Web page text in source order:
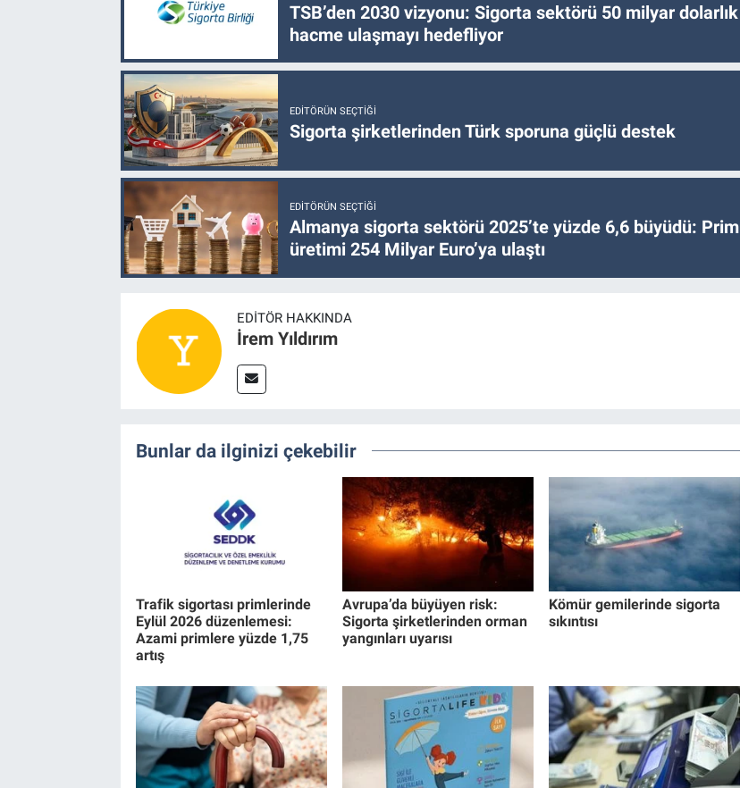
TSB’den 2030 vizyonu: Sigorta sektörü 50 milyar dolarlık
hacme ulaşmayı hedefliyor
EDITÖRÜN SEÇTIĞI
Sigorta şirketlerinden Türk sporuna güçlü destek
EDITÖRÜN SEÇTIĞI
Almanya sigorta sektörü 2025’te yüzde 6,6 büyüdü: Prim
üretimi 254 Milyar Euro’ya ulaştı
EDITÖR HAKKINDA
İrem Yıldırım
Bunlar da ilginizi çekebilir
Trafik sigortası primlerinde
Eylül 2026 düzenlemesi:
Azami primlere yüzde 1,75
artış
Avrupa’da büyüyen risk:
Sigorta şirketlerinden orman
yangınları uyarısı
Kömür gemilerinde sigorta
sıkıntısı